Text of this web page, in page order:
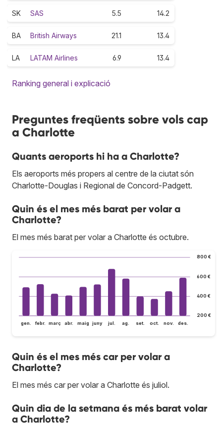
SK SAS 5.5 14.2
BA British Airways 21.1 13.4
LA LATAM Airlines 6.9 13.4
Ranking general i explicació
Preguntes freqüents sobre vols cap
a Charlotte
Quants aeroports hi ha a Charlotte?
Els aeroports més propers al centre de la ciutat són
Charlotte-Douglas i Regional de Concord-Padgett.
Quin és el mes més barat per volar a
Charlotte?
El mes més barat per volar a Charlotte és octubre.
200 €
400 €
600 €
800 €
gen. febr. març abr. maig juny jul. ag. set. oct. nov. des.
Quin és el mes més car per volar a
Charlotte?
El mes més car per volar a Charlotte és juliol.
Quin dia de la setmana és més barat volar
a Charlotte?